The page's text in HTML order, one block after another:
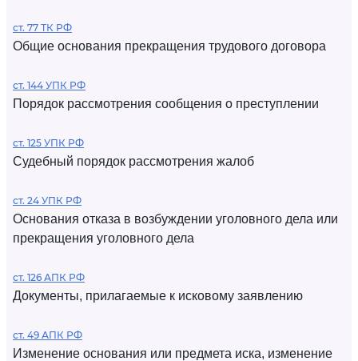
ст. 77 ТК РФ
Общие основания прекращения трудового договора
ст. 144 УПК РФ
Порядок рассмотрения сообщения о преступлении
ст. 125 УПК РФ
Судебный порядок рассмотрения жалоб
ст. 24 УПК РФ
Основания отказа в возбуждении уголовного дела или
прекращения уголовного дела
ст. 126 АПК РФ
Документы, прилагаемые к исковому заявлению
ст. 49 АПК РФ
Изменение основания или предмета иска, изменение